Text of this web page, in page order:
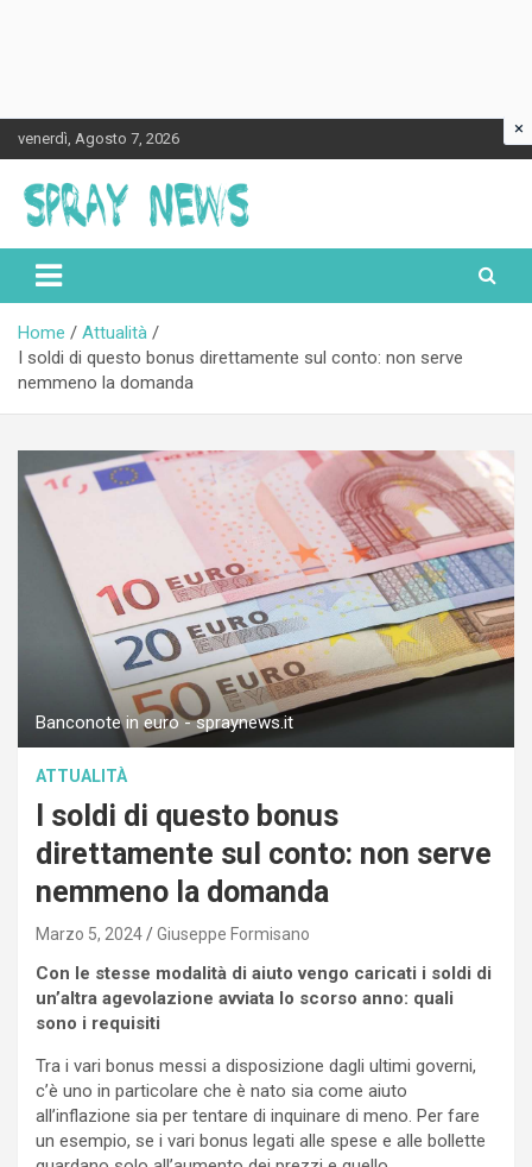
to
content
venerdì, Agosto 7, 2026
Spraynews.it
Home
Attualità
I soldi di questo bonus direttamente sul conto: non serve
nemmeno la domanda
Banconote in euro - spraynews.it
ATTUALITÀ
I soldi di questo bonus
direttamente sul conto: non serve
nemmeno la domanda
Marzo 5, 2024 Giuseppe Formisano
Con le stesse modalità di aiuto vengo caricati i soldi di
un’altra agevolazione avviata lo scorso anno: quali
sono i requisiti
Tra i vari bonus messi a disposizione dagli ultimi governi,
c’è uno in particolare che è nato sia come aiuto
all’inflazione sia per tentare di inquinare di meno. Per fare
un esempio, se i vari bonus legati alle spese e alle bollette
×